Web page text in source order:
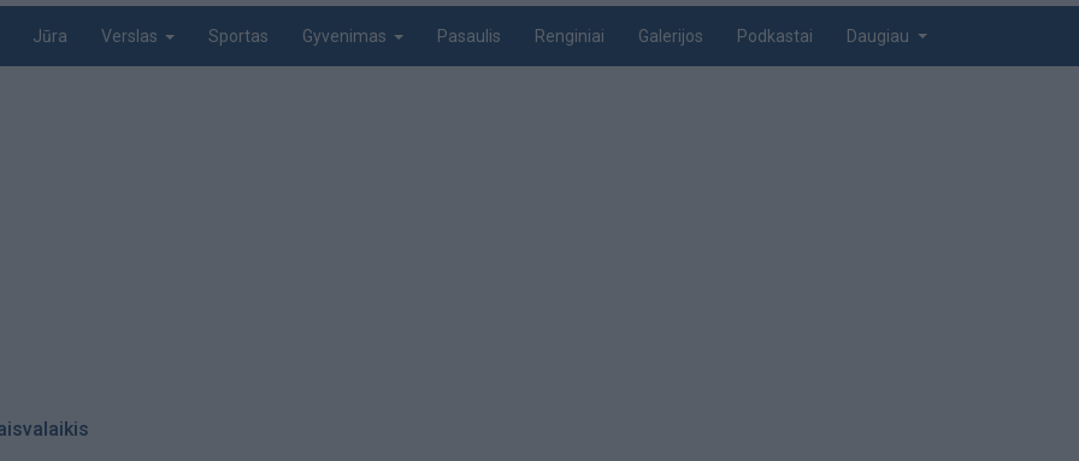
top
Jūra Verslas Sportas Gyvenimas Pasaulis Renginiai Galerijos Podkastai Daugiau